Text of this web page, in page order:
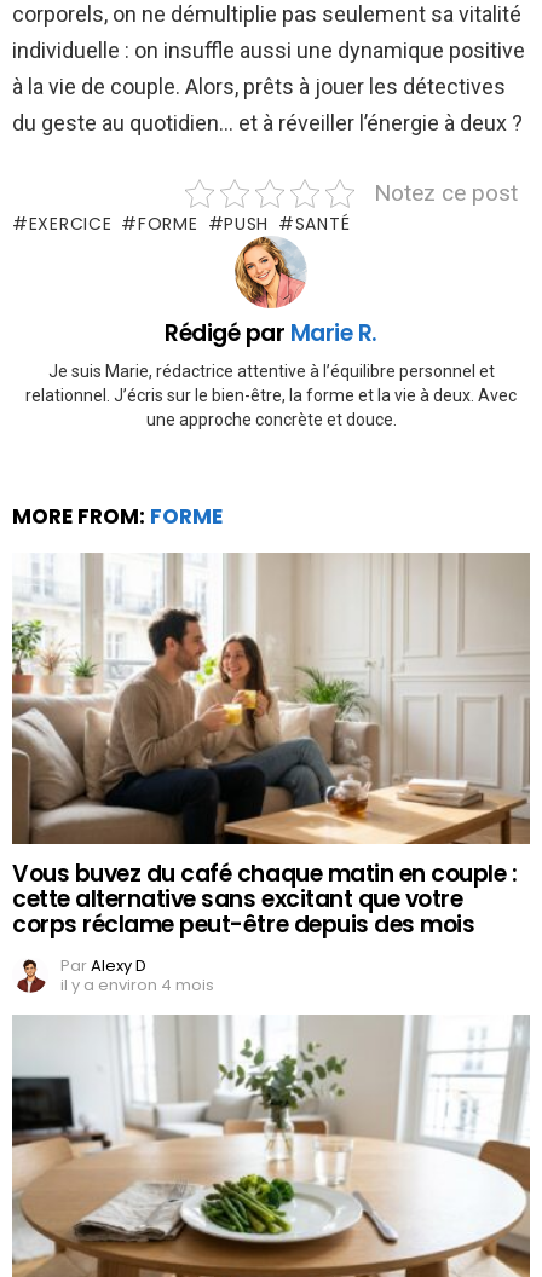
corporels, on ne démultiplie pas seulement sa vitalité
individuelle : on insuffle aussi une dynamique positive
à la vie de couple. Alors, prêts à jouer les détectives
du geste au quotidien… et à réveiller l’énergie à deux ?
Notez ce post
EXERCICE FORME PUSH SANTÉ
Rédigé par Marie R.
Je suis Marie, rédactrice attentive à l’équilibre personnel et
relationnel. J’écris sur le bien-être, la forme et la vie à deux. Avec
une approche concrète et douce.
MORE FROM: FORME
Vous buvez du café chaque matin en couple :
cette alternative sans excitant que votre
corps réclame peut-être depuis des mois
ParAlexy D
il y a environ 4 mois